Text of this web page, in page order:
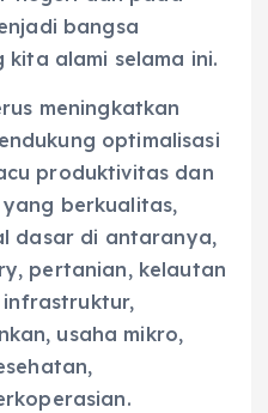
bangsa
kita alami selama ini.
meningkatkan
optimalisasi
produktivitas dan
berkualitas,
dasar di antaranya,
pertanian, kelautan
infrastruktur,
usaha mikro,